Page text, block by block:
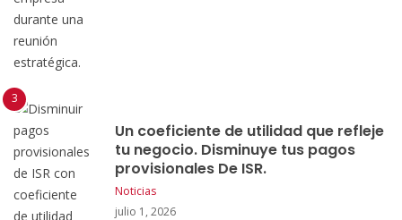
Un coeficiente de utilidad que refleje
tu negocio. Disminuye tus pagos
provisionales De ISR.
Noticias
julio 1, 2026